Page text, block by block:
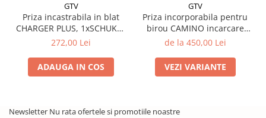
GTV
Priza incastrabila in blat
CHARGER PLUS, 1xSCHUKO,
2xUSB, HDMI, incarcare
272,00 Lei
ADAUGA IN COS
GTV
Priza incorporabila pentru
birou CAMINO incarcare
wireless
de la 450,00 Lei
VEZI VARIANTE
Newsletter Nu rata ofertele si promotiile noastre